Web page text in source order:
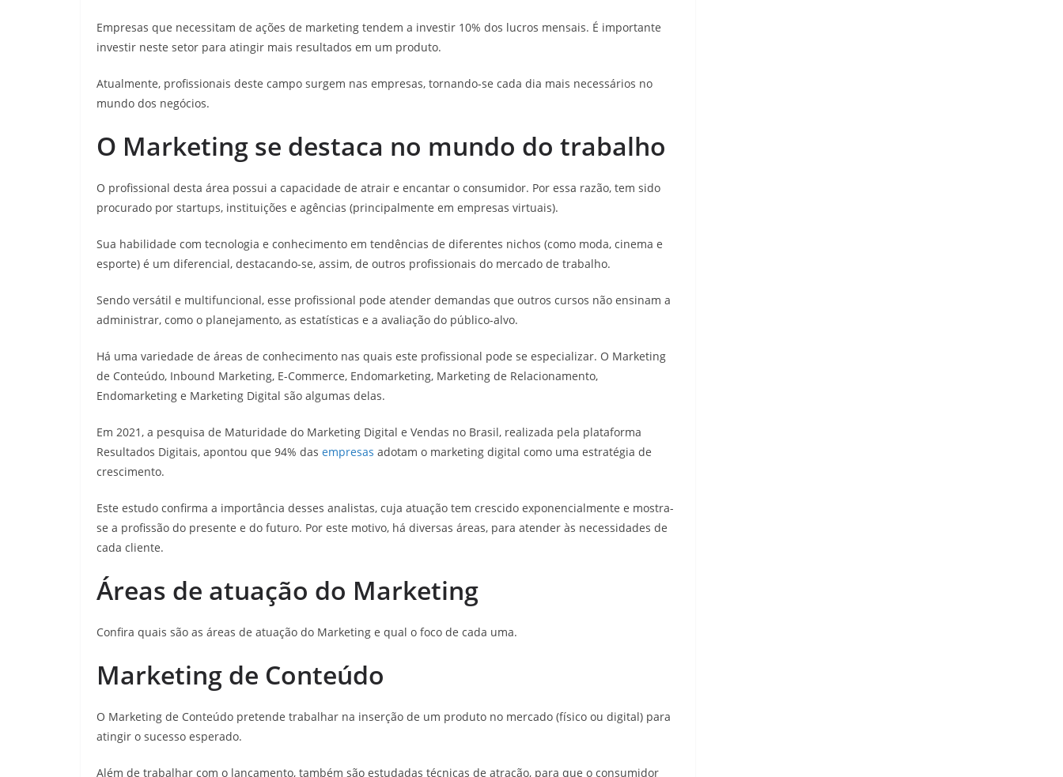
Empresas que necessitam de ações de marketing tendem a investir 10% dos lucros mensais. É importante
investir neste setor para atingir mais resultados em um produto.
Atualmente, profissionais deste campo surgem nas empresas, tornando-se cada dia mais necessários no
mundo dos negócios.
O Marketing se destaca no mundo do trabalho
O profissional desta área possui a capacidade de atrair e encantar o consumidor. Por essa razão, tem sido
procurado por startups, instituições e agências (principalmente em empresas virtuais).
Sua habilidade com tecnologia e conhecimento em tendências de diferentes nichos (como moda, cinema e
esporte) é um diferencial, destacando-se, assim, de outros profissionais do mercado de trabalho.
Sendo versátil e multifuncional, esse profissional pode atender demandas que outros cursos não ensinam a
administrar, como o planejamento, as estatísticas e a avaliação do público-alvo.
Há uma variedade de áreas de conhecimento nas quais este profissional pode se especializar. O Marketing
de Conteúdo, Inbound Marketing, E-Commerce, Endomarketing, Marketing de Relacionamento,
Endomarketing e Marketing Digital são algumas delas.
Em 2021, a pesquisa de Maturidade do Marketing Digital e Vendas no Brasil, realizada pela plataforma
Resultados Digitais, apontou que 94% das empresas adotam o marketing digital como uma estratégia de
crescimento.
Este estudo confirma a importância desses analistas, cuja atuação tem crescido exponencialmente e mostra-
se a profissão do presente e do futuro. Por este motivo, há diversas áreas, para atender às necessidades de
cada cliente.
Áreas de atuação do Marketing
Confira quais são as áreas de atuação do Marketing e qual o foco de cada uma.
Marketing de Conteúdo
O Marketing de Conteúdo pretende trabalhar na inserção de um produto no mercado (físico ou digital) para
atingir o sucesso esperado.
Além de trabalhar com o lançamento, também são estudadas técnicas de atração, para que o consumidor